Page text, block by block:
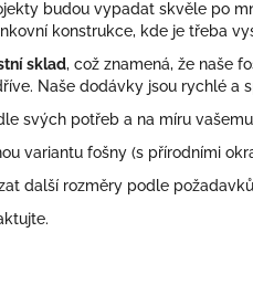
budou vypadat skvěle po
konstrukce, kde je třeba
sklad, což znamená, že naše
Naše dodávky jsou rychlé a
svých potřeb a na míru
variantu fošny (s přírodními
další rozměry podle